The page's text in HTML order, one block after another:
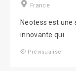
France
Neotess est
innovante qui ...
Prévisualiser